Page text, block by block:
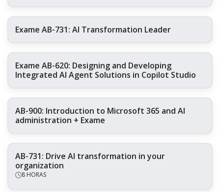
Exame AB-731: AI Transformation Leader
Exame AB-620: Designing and Developing
Integrated AI Agent Solutions in Copilot Studio
AB-900: Introduction to Microsoft 365 and AI
administration + Exame
AB-731: Drive AI transformation in your
organization
8 HORAS